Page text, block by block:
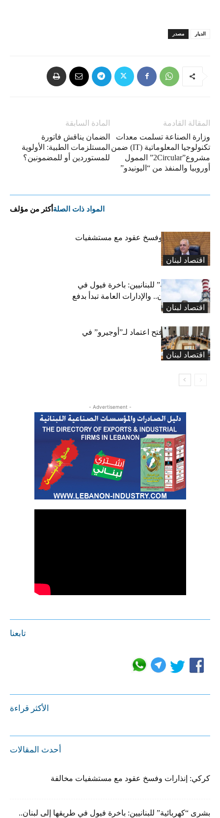
مصدر الديار
المادة السابقة
الضمان يناقش فاتورة
المستلزمات الطبية: الأولوية
للمستوردين أو للمضمونين؟
المقالة القادمة
وزارة الصناعة تسلمت معدات
تكنولوجيا المعلوماتية (IT) ضمن
مشروع”2Circular” الممول
أوروبيا والمنفذ من “اليونيدو”
المواد ذات الصلة أكثر من مؤلف
اقتصاد لبنان
كركي: إنذارات وفسخ عقود مع مستشفيات
مخالفة
اقتصاد لبنان
بشرى “كهربائية” للبنانيين: باخرة فيول في
طريقها إلى لبنان.. والإدارات العامة تبدأ بدفع
متوجباتها
اقتصاد لبنان
لجنة المال تقرّ فتح اعتماد لـ”أوجيرو” في
موازنة 2026
- Advertisement -
تابعنا
الأكثر قراءة
أحدث المقالات
كركي: إنذارات وفسخ عقود مع مستشفيات مخالفة
بشرى “كهربائية” للبنانيين: باخرة فيول في طريقها إلى لبنان..